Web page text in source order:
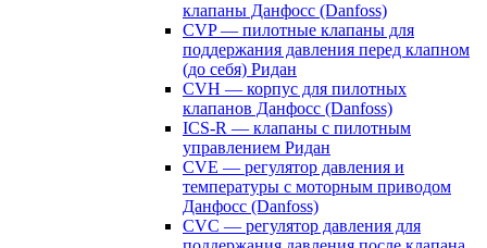
клапаны Данфосс (Danfoss)
CVP — пилотные клапаны для
поддержания давления перед клапном
(до себя) Ридан
CVH — корпус для пилотных
клапанов Данфосс (Danfoss)
ICS-R — клапаны с пилотным
управлением Ридан
CVE — регулятор давления и
температуры с моторным приводом
Данфосс (Danfoss)
CVС — регулятор давления для